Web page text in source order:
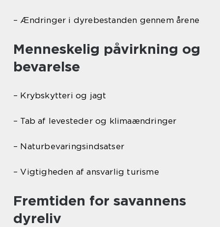
– Ændringer i dyrebestanden gennem årene
Menneskelig påvirkning og
bevarelse
– Krybskytteri og jagt
– Tab af levesteder og klimaændringer
– Naturbevaringsindsatser
– Vigtigheden af ansvarlig turisme
Fremtiden for savannens
dyreliv